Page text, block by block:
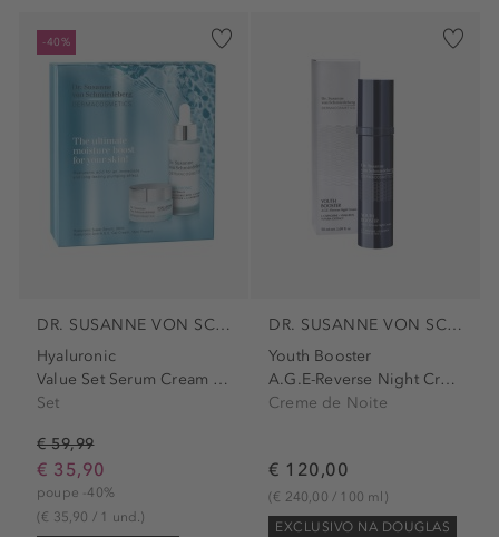
-40%
DR. SUSANNE VON SCHMIEDEBERG
Hyaluronic
Value Set Serum Cream Int
Set
€ 59,99
€ 35,90
poupe -40%
(€ 35,90 / 1 und.)
DR. SUSANNE VON SCHMIEDEBERG
Youth Booster
A.G.E-Reverse Night Cream
Creme de Noite
€ 120,00
(€ 240,00 / 100 ml)
EXCLUSIVO NA DOUGLAS